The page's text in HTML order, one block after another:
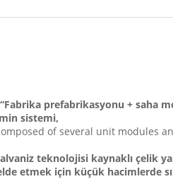
“Fabrika prefabrikasyonu + saha
sistemi,
of several unit modules
teknolojisi kaynaklı çelik
etmek için küçük hacimlerde